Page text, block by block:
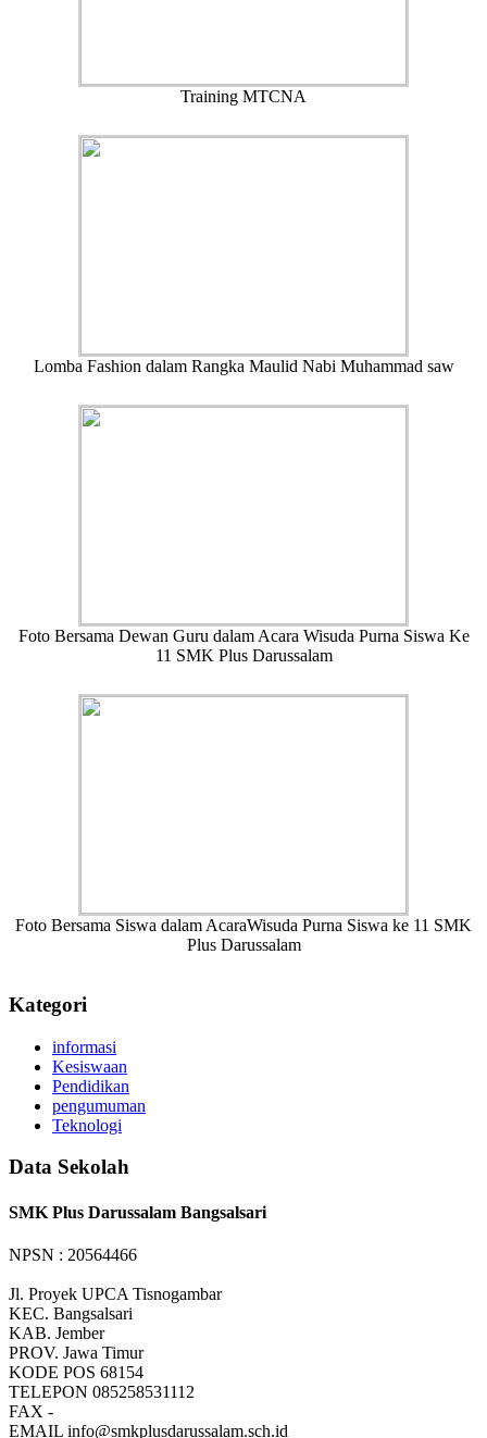
Training MTCNA
Lomba Fashion dalam Rangka Maulid Nabi Muhammad saw
Foto Bersama Dewan Guru dalam Acara Wisuda Purna Siswa Ke
11 SMK Plus Darussalam
Foto Bersama Siswa dalam AcaraWisuda Purna Siswa ke 11 SMK
Plus Darussalam
Kategori
informasi
Kesiswaan
Pendidikan
pengumuman
Teknologi
Data Sekolah
SMK Plus Darussalam Bangsalsari
NPSN : 20564466
Jl. Proyek UPCA Tisnogambar
KEC. Bangsalsari
KAB. Jember
PROV. Jawa Timur
KODE POS 68154
TELEPON 085258531112
FAX -
EMAIL info@smkplusdarussalam.sch.id